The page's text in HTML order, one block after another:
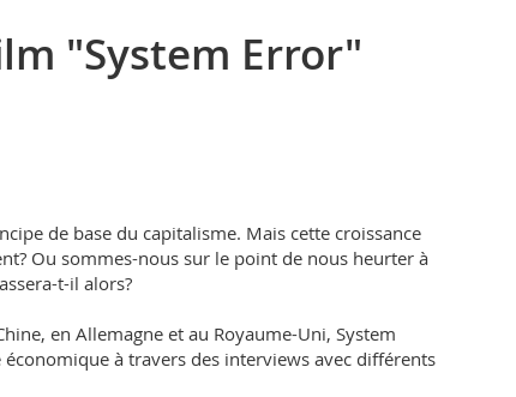
"System Error"
de base du capitalisme. Mais cette croissance
Ou sommes-nous sur le point de nous heurter à
t-il alors?
en Allemagne et au Royaume-Uni, System
à travers des interviews avec différents